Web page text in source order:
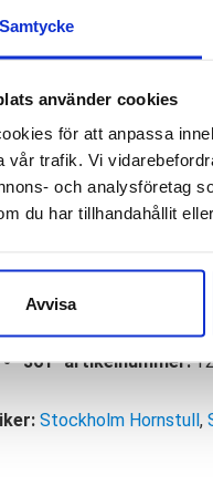
Samtycke
använder cookies
för att anpassa
vår trafik. Vi
och analysföretag
du har tillhandahållit
Avvisa
Phoenix 2 är en
Vi ser den som en
Läst:Bred
Normala, låga,
Vikt:216 g
Höjd:Häl 28 mm –
361° artikelnummer:
Stockholm Hornstull,